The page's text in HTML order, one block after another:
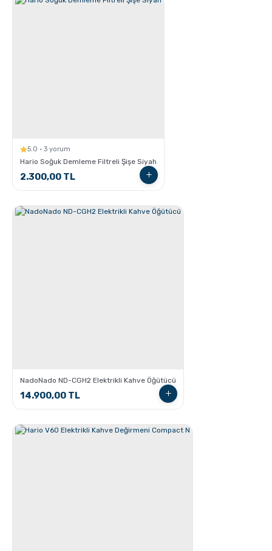
Hangi Demleme İçin Nasıl Kahve Öğütülmeli?
5.0 · 3 yorum
Hario Soğuk Demleme Filtreli Şişe Siyah
2.300,00 TL
NadoNado ND-CGH2 Elektrikli Kahve Öğütücü
14.900,00 TL